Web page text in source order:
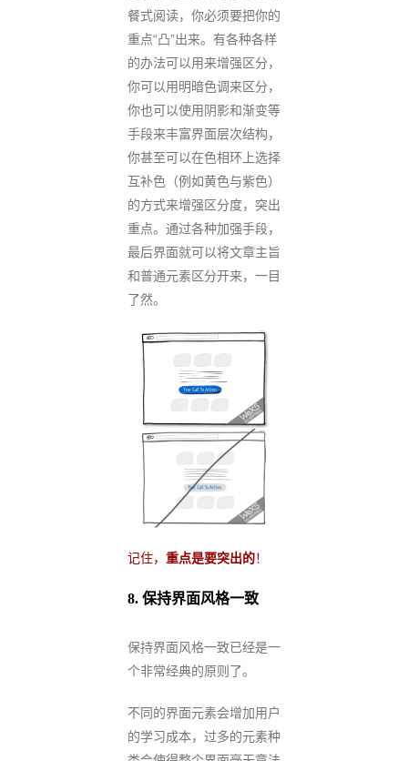
餐式阅读，你必须要把你的
重点“凸”出来。有各种各样
的办法可以用来增强区分，
你可以用明暗色调来区分，
你也可以使用阴影和渐变等
手段来丰富界面层次结构，
你甚至可以在色相环上选择
互补色（例如黄色与紫色）
的方式来增强区分度，突出
重点。通过各种加强手段，
最后界面就可以将文章主旨
和普通元素区分开来，一目
了然。
记住， 重点是要突出的！
8. 保持界面风格一致
保持界面风格一致已经是一
个非常经典的原则了。
不同的界面元素会增加用户
的学习成本，过多的元素种